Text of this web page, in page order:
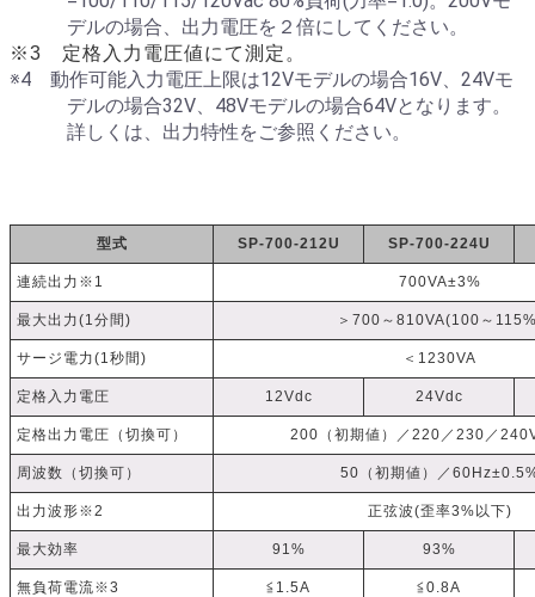
デルの場合、出力電圧を２倍にしてください。
※3 定格入力電圧値にて測定。
※4 動作可能入力電圧上限は12Vモデルの場合16V、24Vモ
デルの場合32V、48Vモデルの場合64Vとなります。
詳しくは、出力特性をご参照ください。
型式 SP-700-212U SP-700-224U
連続出力※1 700VA±3%
最大出力(1分間) ＞700～810VA(100～
サージ電力(1秒間) ＜1230VA
定格入力電圧 12Vdc 24Vdc
定格出力電圧（切換可） 200（初期値）／220／230／
周波数（切換可） 50（初期値）／
出力波形※2 正弦波(歪率3%以下)
最大効率 91% 93%
無負荷電流※3 ≦1.5A ≦0.8A